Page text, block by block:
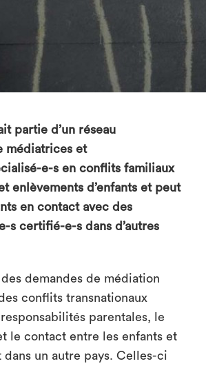
search
partie d’un réseau
médiatrices et
e-s en conflits familiaux
enlèvements d’enfants et peut
en contact avec des
s certifié-e-s dans d’autres
demandes de médiation
conflits transnationaux
parentales, le
le contact entre les enfants et
dans un autre pays. Celles-ci